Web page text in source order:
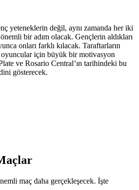
yeteneklerin değil, aynı zamanda her iki
bir adım olacak. Gençlerin aldıkları
onları farklı kılacak. Taraftarların
için büyük bir motivasyon
ve Rosario Central’ın tarihindeki bu
gösterecek.
maç daha gerçekleşecek. İşte